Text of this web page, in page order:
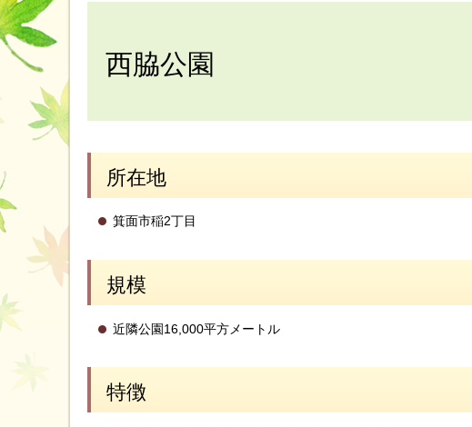
西脇公園
所在地
箕面市稲2丁目
規模
近隣公園16,000平方メートル
特徴